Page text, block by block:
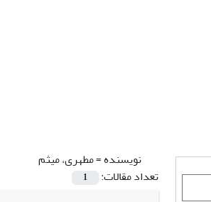
نویسنده =مطهری، میثم
تعداد مقالات:
1